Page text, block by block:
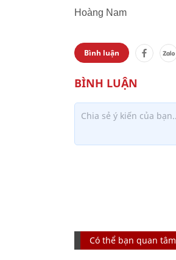
Hoàng Nam
Bình luận
Có thể bạn quan tâm